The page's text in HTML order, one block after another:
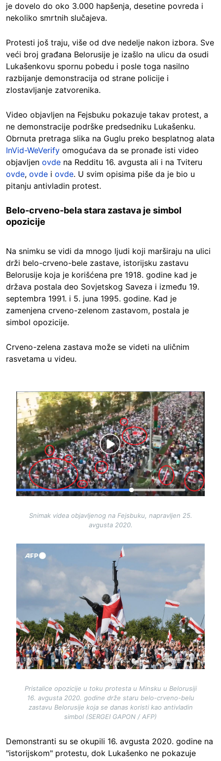
je dovelo do oko 3.000 hapšenja, desetine povreda i
nekoliko smrtnih slučajeva.
Protesti još traju, više od dve nedelje nakon izbora. Sve
veći broj građana Belorusije je izašlo na ulicu da osudi
Lukašenkovu spornu pobedu i posle toga nasilno
razbijanje demonstracija od strane policije i
zlostavljanje zatvorenika.
Video objavljen na Fejsbuku pokazuje takav protest, a
ne demonstracije podrške predsedniku Lukašenku.
Obrnuta pretraga slika na Guglu preko besplatnog alata
InVid-WeVerify omogućava da se pronađe isti video
objavljen ovde na Redditu 16. avgusta ali i na Tviteru
ovde, ovde i ovde. U svim opisima piše da je bio u
pitanju antivladin protest.
Belo-crveno-bela stara zastava je simbol
opozicije
Na snimku se vidi da mnogo ljudi koji marširaju na ulici
drži belo-crveno-bele zastave, istorijsku zastavu
Belorusije koja je korišćena pre 1918. godine kad je
država postala deo Sovjetskog Saveza i između 19.
septembra 1991. i 5. juna 1995. godine. Kad je
zamenjena crveno-zelenom zastavom, postala je
simbol opozicije.
Crveno-zelena zastava može se videti na uličnim
rasvetama u videu.
Image
Snimak videa objavljenog na Fejsbuku, napravljen 25.
avgusta 2020.
Image
Pristalice opozicije u toku protesta u Minsku u Belorusiji
16. avgusta 2020. godine drže staru belo-crveno-belu
zastavu Belorusije koja se danas koristi kao antivladin
simbol (SERGEI GAPON / AFP)
Demonstranti su se okupili 16. avgusta 2020. godine na
"istorijskom" protestu, dok Lukašenko ne pokazuje